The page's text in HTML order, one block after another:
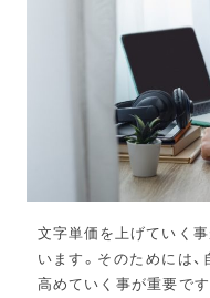
文字単価を上げていく
います。そのためには
高めていく事が重要で